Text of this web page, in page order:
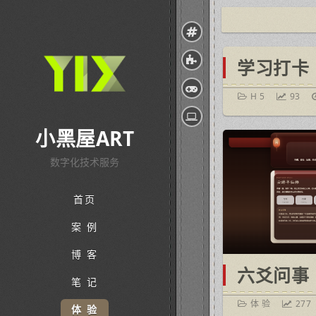
小黑屋ART
数字化技术服务
首页
案 例
博 客
笔 记
体 验
学习打卡
H 5 93
六爻问事
体 验 277